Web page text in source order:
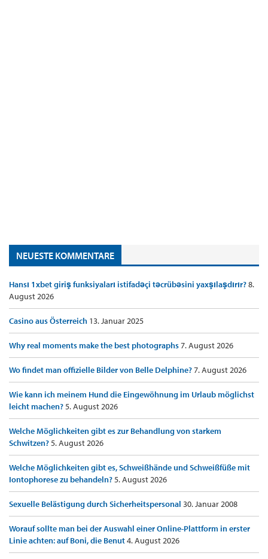
NEUESTE KOMMENTARE
Hansı 1xbet giriş funksiyaları istifadəçi təcrübəsini yaxşılaşdırır?8.
August 2026
Casino aus Österreich 13. Januar 2025
Why real moments make the best photographs7. August 2026
Wo findet man offizielle Bilder von Belle Delphine?7. August 2026
Wie kann ich meinem Hund die Eingewöhnung im Urlaub möglichst
leicht machen?5. August 2026
Welche Möglichkeiten gibt es zur Behandlung von starkem
Schwitzen?5. August 2026
Welche Möglichkeiten gibt es, Schweißhände und Schweißfüße mit
Iontophorese zu behandeln?5. August 2026
Sexuelle Belästigung durch Sicherheitspersonal 30. Januar 2008
Worauf sollte man bei der Auswahl einer Online-Plattform in erster
Linie achten: auf Boni, die Benut4. August 2026